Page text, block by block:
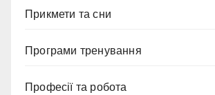
Прикмети та сни
Програми тренування
Професії та робота